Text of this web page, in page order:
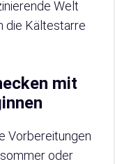
Welt
die Kältestarre
mit
Vorbereitungen
oder